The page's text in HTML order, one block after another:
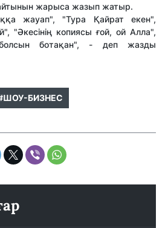
жарыса жазып жатыр.
жауап", "Тура Қайрат екен",
"Әкесінің копиясы ғой, ой Алла",
ботақан", - деп жазды
БИЗНЕС